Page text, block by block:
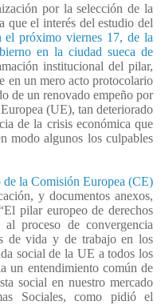
por la selección de la
que el interés del estudio del
el próximo viernes 17, de la
en la ciudad sueca de
institucional del pilar,
en un mero acto protocolario
de un renovado empeño por
(UE), tan deteriorado
de la crisis económica que
modo algunos los culpables
de la Comisión Europea (CE)
y documentos anexos,
pilar europeo de derechos
proceso de convergencia
de vida y de trabajo en los
social de la UE a todos los
un entendimiento común de
social en nuestro mercado
Sociales, como pidió el